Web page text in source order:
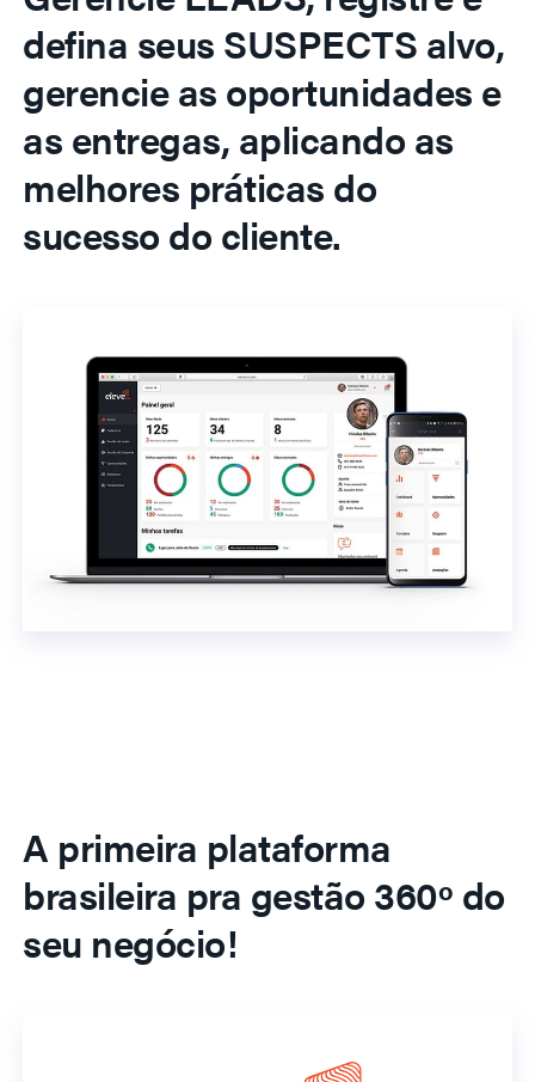
defina seus SUSPECTS alvo,
gerencie as oportunidades e
as entregas, aplicando as
melhores práticas do
sucesso do cliente.
A primeira plataforma
brasileira pra gestão 360º do
seu negócio!